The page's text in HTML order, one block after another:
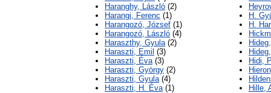
Haranghy, László (2)
Harangi, Ferenc (1)
Harangozó, József (1)
Harangozó, László (4)
Haraszthy, Gyula(2)
Haraszti, Emil (3)
Haraszti, Éva(3)
Haraszti, György (2)
Haraszti, Gyula(4)
Haraszti, H. Éva(1)
H.
H.
Hidi,
Hille,